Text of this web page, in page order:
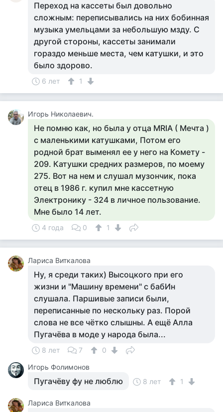
Переход на кассеты был довольно
сложным: переписывались на них бобинная
музыка умельцами за небольшую мзду. С
другой стороны, кассеты занимали
гораздо меньше места, чем катушки, и это
было здорово.
6 лет 1
Игорь Николаевич.
Не помню как, но была у отца MRIA ( Mечта )
с маленькими катушками, Потом его
родной брат выменял ее у него на Комету -
209. Катушки средних размеров, по моему
275. Вот на нем и слушал музончик, пока
отец в 1986 г. купил мне кассетную
Электронику - 324 в личное пользование.
Мне было 14 лет.
4 года 0 1
Лариса Виткалова
Ну, я среди таких) Высоцкого при его
жизни и "Машину времени" с бабИн
слушала. Паршивые записи были,
переписанные по нескольку раз. Порой
слова не все чётко слышны. А ещё Алла
Пугачёва в моде у народа была...
8 лет 7
0
Игорь Фолимонов
Пугачёву фу не люблю 8 лет 1
Лариса Виткалова